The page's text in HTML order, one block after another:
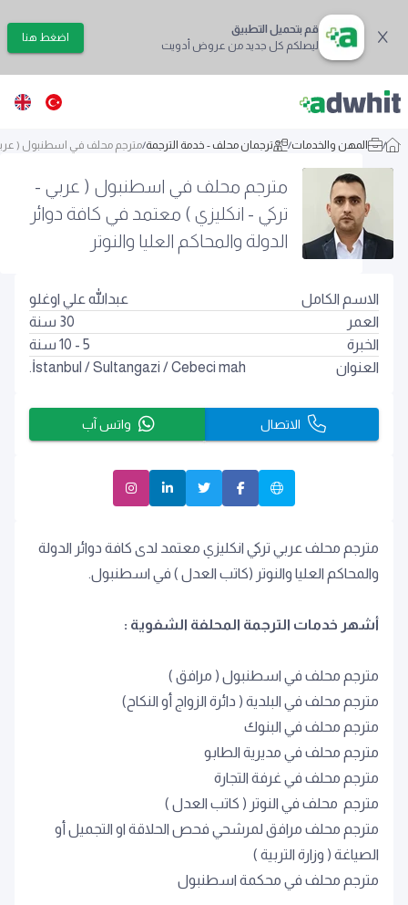
قم بتحميل التطبيق
ليصلكم كل جديد من عروض أدويت
اضغط هنا
/ المهن والخدمات/ ترجمان محلف - خدمة الترجمة/مترجم محلف في اسطنبول ( عربي -
مترجم محلف في اسطنبول ( عربي -
تركي - انكليزي ) معتمد في كافة دوائر
الدولة والمحاكم العليا والنوتر
مترجم محلف عربي تركي انكليزي معتمد لدى كافة دوائر الدولة
والمحاكم العليا والنوتر (كاتب العدل ) في اسطنبول.
أشهر خدمات الترجمة المحلفة الشفوية :
مترجم محلف في اسطنبول ( مرافق )
مترجم محلف في البلدية ( دائرة الزواج أو النكاح)
مترجم محلف في البنوك
مترجم محلف في مديرية الطابو
مترجم محلف في غرفة التجارة
مترجم محلف في النوتر ( كاتب العدل )
مترجم محلف مرافق لمرشحي فحص الحلاقة او التجميل أو
الصياغة ( وزارة التربية )
مترجم محلف في محكمة اسطنبول
الاسم الكامل
عبدالله علي اوغلو
العمر
30 سنة
الخبرة
5 - 10 سنة
العنوان
İstanbul /Sultangazi /Cebeci mah.
الاتصال واتس آب